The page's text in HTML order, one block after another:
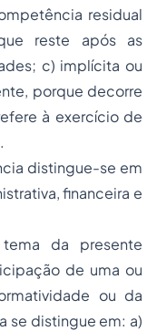
residual
reste após as
c) implícita ou
porque decorre
à exercício de
distingue-se em
financeira e
da presente
de uma ou
ou da
se distingue em: a)